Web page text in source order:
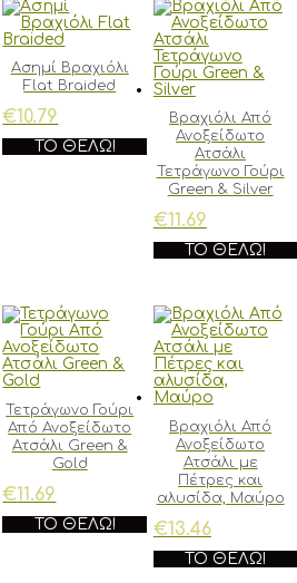
Ασημί Βραχιόλι
Flat Braided
€10.79
ΤΟ ΘΈΛΩ!
Βραχιόλι Από
Ανοξείδωτο
Ατσάλι
Τετράγωνο Γούρι
Green & Silver
€11.69
ΤΟ ΘΈΛΩ!
Τετράγωνο Γούρι
Από Ανοξείδωτο
Ατσάλι Green &
Gold
€11.69
ΤΟ ΘΈΛΩ!
Βραχιόλι Από
Ανοξείδωτο
Ατσάλι με
Πέτρες και
αλυσίδα, Μαύρο
€13.46
ΤΟ ΘΈΛΩ!